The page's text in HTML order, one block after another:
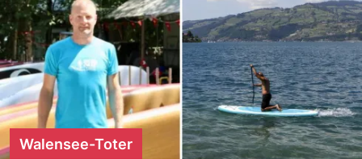
Walensee-Toter